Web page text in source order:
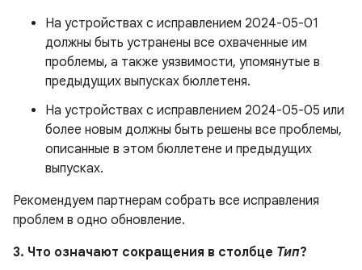
На устройствах с исправлением 2024-05-01
должны быть устранены все охваченные им
проблемы, а также уязвимости, упомянутые в
предыдущих выпусках бюллетеня.
На устройствах с исправлением 2024-05-05 или
более новым должны быть решены все проблемы,
описанные в этом бюллетене и предыдущих
выпусках.
Рекомендуем партнерам собрать все исправления
проблем в одно обновление.
3. Что означают сокращения в столбце Тип?